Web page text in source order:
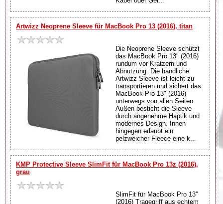
Artwizz Neoprene Sleeve für MacBook Pro 13 (2016), titan
Die Neoprene Sleeve schützt
das MacBook Pro 13" (2016)
rundum vor Kratzern und
Abnutzung. Die handliche
Artwizz Sleeve ist leicht zu
transportieren und sichert das
MacBook Pro 13" (2016)
unterwegs von allen Seiten.
Außen besticht die Sleeve
durch angenehme Haptik und
modernes Design. Innen
hingegen erlaubt ein
pelzweicher Fleece eine k...
KMP Protective Sleeve SlimFit für MacBook Pro 13z (2016),
grau
SlimFit für MacBook Pro 13''
(2016) Tragegriff aus echtem